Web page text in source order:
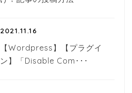
2021.11.16
【Wordpress】【プラグイ
ン】「Disable Com･･･